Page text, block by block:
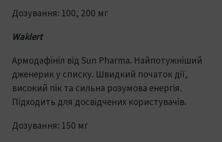
Дозування: 100, 200 мг
Waklert
Армодафініл від Sun Pharma. Найпотужніший
дженерик у списку. Швидкий початок дії,
високий пік та сильна розумова енергія.
Підходить для досвідчених користувачів.
Дозування: 150 мг